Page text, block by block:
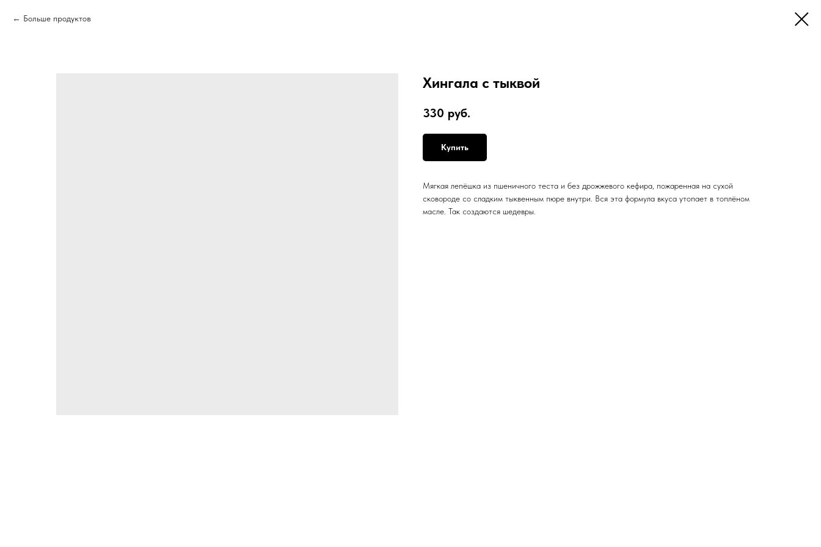
Больше продуктов
Хингала с тыквой
330 руб.
Купить
Мягкая лепёшка из пшеничного теста и без дрожжевого кефира, пожаренная на сухой
сковороде со сладким тыквенным пюре внутри. Вся эта формула вкуса утопает в топлёном
масле. Так создаются шедевры.